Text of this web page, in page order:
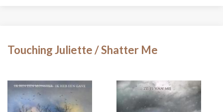
Touching Juliette / Shatter Me